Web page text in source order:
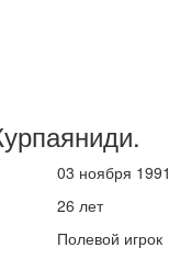
.
03 ноября 1991
26 лет
Полевой игрок